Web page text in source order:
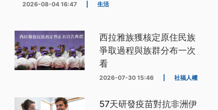
2026-08-04 16:47 生活
西拉雅族獲核定原住民族
爭取過程與族群分布一次
看
2026-07-30 15:46 社福人權
57天研發疫苗對抗非洲伊